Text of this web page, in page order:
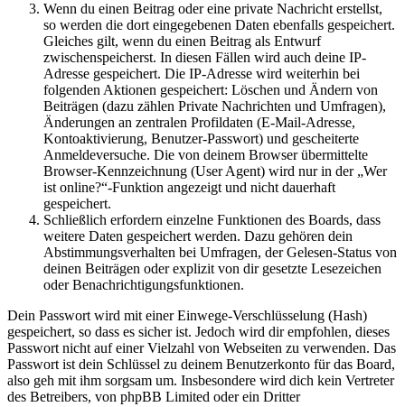
Wenn du einen Beitrag oder eine private Nachricht erstellst,
so werden die dort eingegebenen Daten ebenfalls gespeichert.
Gleiches gilt, wenn du einen Beitrag als Entwurf
zwischenspeicherst. In diesen Fällen wird auch deine IP-
Adresse gespeichert. Die IP-Adresse wird weiterhin bei
folgenden Aktionen gespeichert: Löschen und Ändern von
Beiträgen (dazu zählen Private Nachrichten und Umfragen),
Änderungen an zentralen Profildaten (E-Mail-Adresse,
Kontoaktivierung, Benutzer-Passwort) und gescheiterte
Anmeldeversuche. Die von deinem Browser übermittelte
Browser-Kennzeichnung (User Agent) wird nur in der „Wer
ist online?“-Funktion angezeigt und nicht dauerhaft
gespeichert.
Schließlich erfordern einzelne Funktionen des Boards, dass
weitere Daten gespeichert werden. Dazu gehören dein
Abstimmungsverhalten bei Umfragen, der Gelesen-Status von
deinen Beiträgen oder explizit von dir gesetzte Lesezeichen
oder Benachrichtigungsfunktionen.
Dein Passwort wird mit einer Einwege-Verschlüsselung (Hash)
gespeichert, so dass es sicher ist. Jedoch wird dir empfohlen, dieses
Passwort nicht auf einer Vielzahl von Webseiten zu verwenden. Das
Passwort ist dein Schlüssel zu deinem Benutzerkonto für das Board,
also geh mit ihm sorgsam um. Insbesondere wird dich kein Vertreter
des Betreibers, von phpBB Limited oder ein Dritter